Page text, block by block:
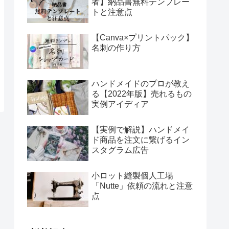
者】納品書無料テンプレー
トと注意点
【Canva×プリントパック】
名刺の作り方
ハンドメイドのプロが教え
る【2022年版】売れるもの
実例アイディア
【実例で解説】ハンドメイ
ド商品を注文に繋げるイン
スタグラム広告
小ロット縫製個人工場
「Nutte」依頼の流れと注意
点